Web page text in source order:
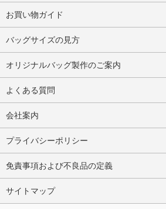
お買い物ガイド
バッグサイズの見方
オリジナルバッグ製作のご案内
よくある質問
会社案内
プライバシーポリシー
免責事項および不良品の定義
サイトマップ